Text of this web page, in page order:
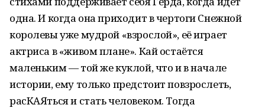
одна. И когда она приходит в чертоги Снежной
королевы уже мудрой «взрослой», её играет
актриса в «живом плане». Кай остаётся
маленьким — той же куклой, что и в начале
истории, ему только предстоит повзрослеть,
расКАЯться и стать человеком. Тогда